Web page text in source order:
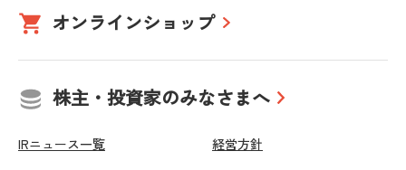
オンラインショップ
株主・投資家のみなさまへ
IRニュース一覧 経営方針